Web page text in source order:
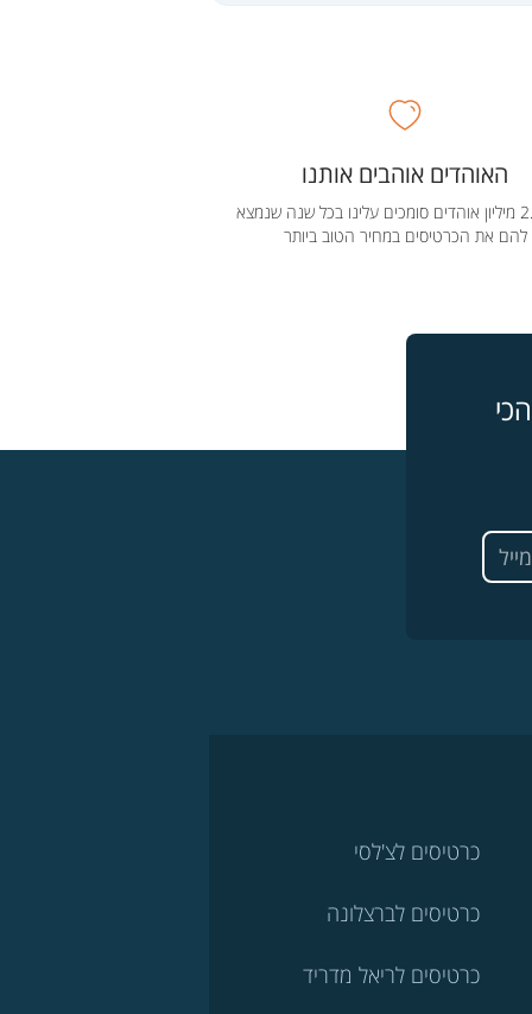
האוהדים אוהבים אותנו
מעל 2.5 מיליון אוהדים סומכים עלינו בכל שנה שנמצא
להם את הכרטיסים במחיר הטוב ביותר
כרטיסים לצ'לסי
כרטיסים לברצלונה
כרטיסים לריאל מדריד